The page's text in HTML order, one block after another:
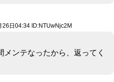
26日04:34 ID:NTUwNjc2M
ンテなったから、返ってく